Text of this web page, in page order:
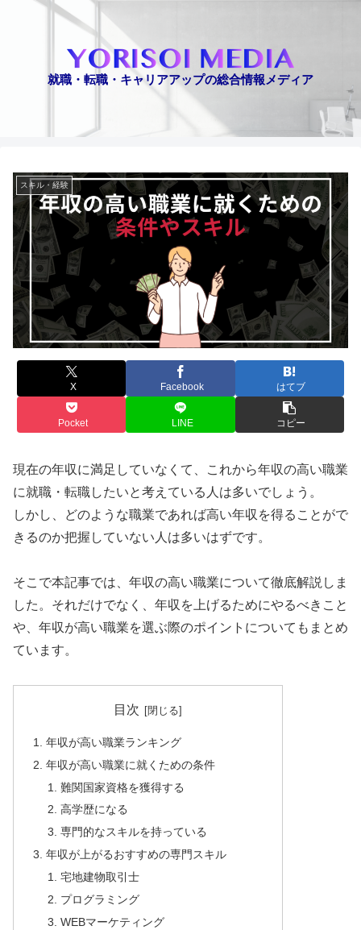
就職・転職・キャリアアップの総合情報メディア
スキル・経験
X Facebook はてブ
Pocket LINE コピー
現在の年収に満足していなくて、これから年収の高い職業
に就職・転職したいと考えている人は多いでしょう。
しかし、どのような職業であれば高い年収を得ることがで
きるのか把握していない人は多いはずです。
そこで本記事では、年収の高い職業について徹底解説しま
した。それだけでなく、年収を上げるためにやるべきこと
や、年収が高い職業を選ぶ際のポイントについてもまとめ
ています。
目次
年収が高い職業ランキング
年収が高い職業に就くための条件
難関国家資格を獲得する
高学歴になる
専門的なスキルを持っている
年収が上がるおすすめの専門スキル
宅地建物取引士
プログラミング
WEBマーケティング